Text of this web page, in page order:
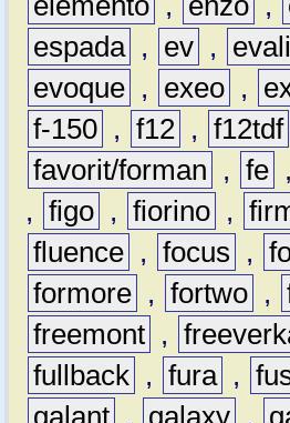
espada , ev ,
evoque , exeo ,
f-150 , f12 , f12tdf
favorit/forman
, fe ,
, figo , fiorino ,
fluence , focus ,
formore , fortwo ,
freemont ,
fullback , fura ,
galant , galaxy ,